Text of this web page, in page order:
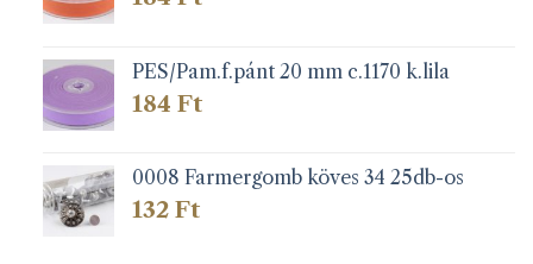
PES/Pam.f.pánt 20 mm c.1170 k.lila
184 Ft
0008 Farmergomb köves 34 25db-os
132 Ft